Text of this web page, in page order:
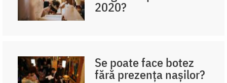
2020?
Se poate face botez
fără prezența nașilor?